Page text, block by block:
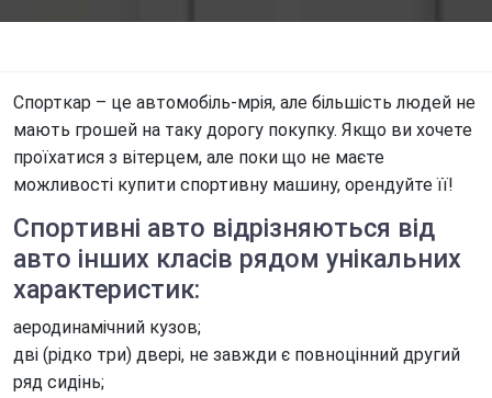
Оренда авто для виїзду за кордон
Оренда авто для корпоративних клієнтів
Оренда авто для посольств
Оренда авто для фотосесії
Оренда авто для юридичних осіб
Оренда авто з ГБО
Відгуки
Контакти
Спорткар – це автомобіль-мрія, але більшість людей не
мають грошей на таку дорогу покупку. Якщо ви хочете
проїхатися з вітерцем, але поки що не маєте
можливості купити спортивну машину, орендуйте її!
Спортивні авто відрізняються від
авто інших класів рядом унікальних
характеристик:
аеродинамічний кузов;
дві (рідко три) двері, не завжди є повноцінний другий
ряд сидінь;